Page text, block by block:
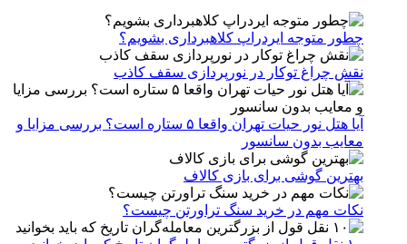
چطور متوجه ایردراپ کلاهبرداری بشویم؟
نقش چراغ توکار در نورپردازی سقف کاذب
آیا هتل نور حیات تهران واقعا ۵ ستاره است؟ بررسی مزایا و
معایب بدون سانسور
بهترین گوشی برای بازی کالاف
نکات مهم در خرید سنگ تراورتن چیست؟